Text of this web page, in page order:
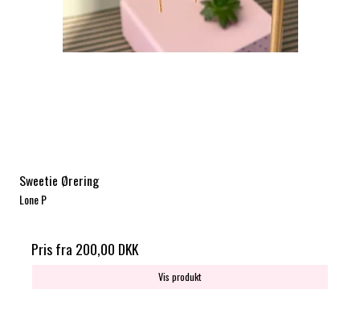
Sweetie Ørering
Lone P
Pris fra 200,00 DKK
Vis produkt